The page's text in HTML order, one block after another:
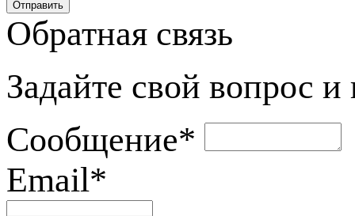
Обратная связь
Задайте свой вопрос
Сообщение*
Email*